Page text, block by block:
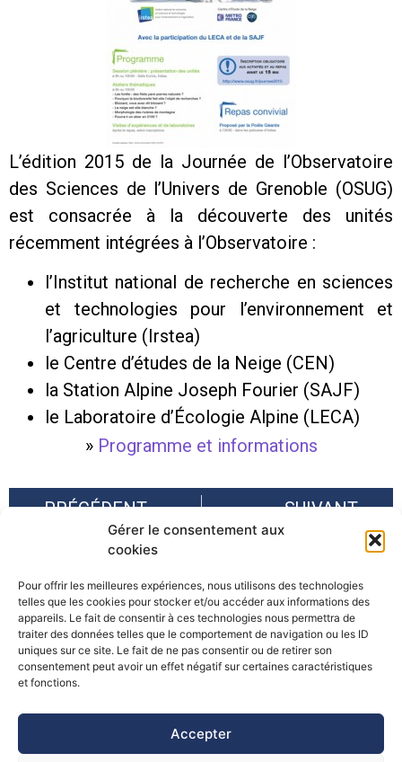
Gérer le consentement aux
cookies
Pour offrir les meilleures expériences, nous utilisons des technologies
telles que les cookies pour stocker et/ou accéder aux informations des
appareils. Le fait de consentir à ces technologies nous permettra de
traiter des données telles que le comportement de navigation ou les ID
uniques sur ce site. Le fait de ne pas consentir ou de retirer son
consentement peut avoir un effet négatif sur certaines caractéristiques
et fonctions.
Accepter
L’édition 2015 de la Journée de l’Observatoire
des Sciences de l’Univers de Grenoble (OSUG)
est consacrée à la découverte des unités
récemment intégrées à l’Observatoire :
l’Institut national de recherche en sciences
et technologies pour l’environnement et
l’agriculture (Irstea)
le Centre d’études de la Neige (CEN)
la Station Alpine Joseph Fourier (SAJF)
le Laboratoire d’Écologie Alpine (LECA)
»Programme et informations
PRÉCÉDENT
Rencontre : recherche-action alpine sur les risques naturels
SUIVANT
©Pôle Alpin d’études et de recherche pour la prévention des